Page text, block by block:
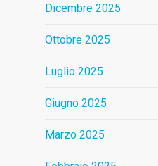
Dicembre 2025
Ottobre 2025
Luglio 2025
Giugno 2025
Marzo 2025